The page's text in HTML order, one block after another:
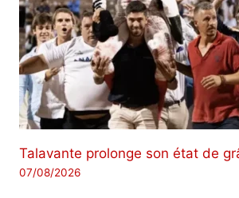
Talavante prolonge son état de
07/08/2026